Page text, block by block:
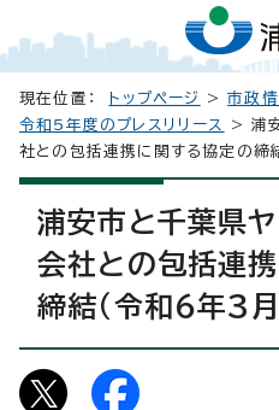
現在位置： トップページ >市政
令和5年度のプレスリリース
> 浦
社との包括連携に関する協定の締
浦安市と千葉県
会社との包括連
締結（令和6年3月